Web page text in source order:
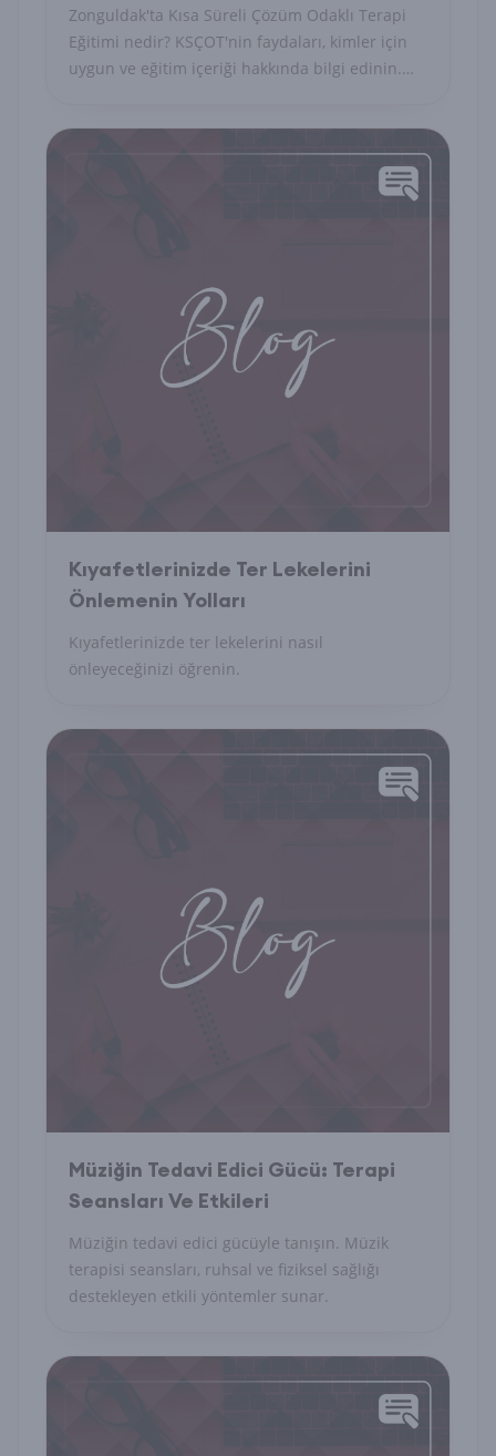
Zonguldak'ta Kısa Süreli Çözüm Odaklı Terapi
Eğitimi nedir? KSÇOT'nin faydaları, kimler için
uygun ve eğitim içeriği hakkında bilgi edinin.
Kıyafetlerinizde Ter Lekelerini
Önlemenin Yolları
Kıyafetlerinizde ter lekelerini nasıl
önleyeceğinizi öğrenin.
Müziğin Tedavi Edici Gücü: Terapi
Seansları Ve Etkileri
Müziğin tedavi edici gücüyle tanışın. Müzik
terapisi seansları, ruhsal ve fiziksel sağlığı
destekleyen etkili yöntemler sunar.